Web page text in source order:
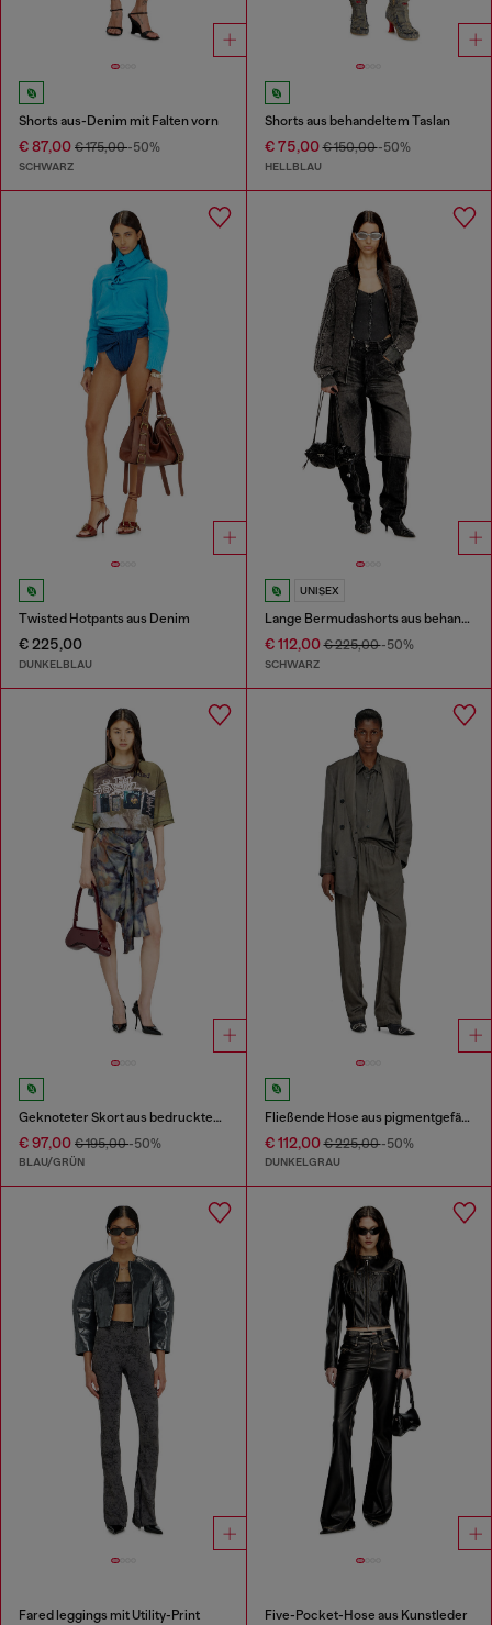
Shorts aus-Denim mit Falten vorn
€ 87,00 € 175,00-50%
SCHWARZ
Shorts aus behandeltem Taslan
€ 75,00€ 150,00-50%
HELLBLAU
Twisted Hotpants aus Denim
€ 225,00
DUNKELBLAU
UNISEX
Lange Bermudashorts aus behandeltem Baumwoll-Hanf-Denim
€ 112,00€ 225,00-50%
SCHWARZ
Geknoteter Skort aus bedrucktem Satin
€ 97,00 € 195,00-50%
BLAU/GRÜN
Fließende Hose aus pigmentgefärbtem Satin
€ 112,00€ 225,00-50%
DUNKELGRAU
Fared leggings mit Utility-Print Five-Pocket-Hose aus Kunstleder